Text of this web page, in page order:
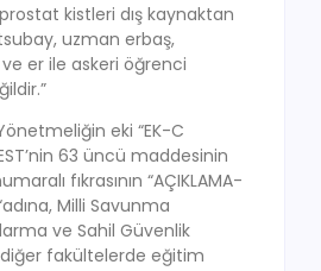
prostat kistleri dış kaynaktan
uzman erbaş,
er ile askeri öğrenci
eki “EK-C
63 üncü maddesinin
fıkrasının “AÇIKLAMA-
Milli Savunma
ve Sahil Güvenlik
fakültelerde eğitim